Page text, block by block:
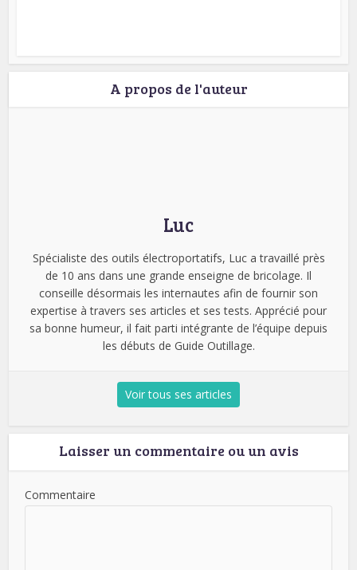
A propos de l'auteur
Luc
Spécialiste des outils électroportatifs, Luc a travaillé près
de 10 ans dans une grande enseigne de bricolage. Il
conseille désormais les internautes afin de fournir son
expertise à travers ses articles et ses tests. Apprécié pour
sa bonne humeur, il fait parti intégrante de l’équipe depuis
les débuts de Guide Outillage.
Voir tous ses articles
Laisser un commentaire ou un avis
Commentaire